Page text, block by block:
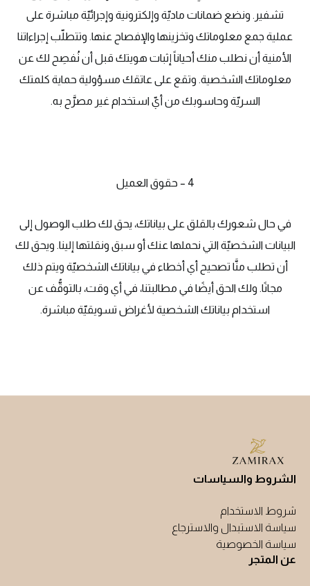
تشفير. ونضع ضمانات ماديّة وإلكترونية وإجرائيّة مباشرة على
عملية جمع معلوماتك وتخزينها والإفصاح عنها. وتتطلّب إجراءاتنا
الأمنية أن نطلب منك أحياناً إثبات هويتك قبل أن نُفصِح لك عن
معلوماتك الشخصية. وتقع على عاتقك مسؤولية حماية كلمتك
السريّة وحاسوبك من أيّ استخدام غير مصرَّح به.
4 – حقوق العميل
في حال شعورك بالقلق على بياناتك، يحق لك طلب الوصول إلى
البيانات الشخصيّة التي نحملها عنك أو سبق ونقلتها إلينا. ويحق لك
أن تطلب منَّا تصحيح أي أخطاء في بياناتك الشخصيّة ويتم ذلك
مجانًا. ولك الحق أيضًا في مطالبتنا، في أي وقت، بالتوقُّف عن
استخدام بياناتك الشخصية لأغراض تسويقيّة مباشرة.
الشروط والسياسات
شروط الاستخدام
سياسة الاستبدال والاسترجاع
سياسة الخصوصية
عن المتجر